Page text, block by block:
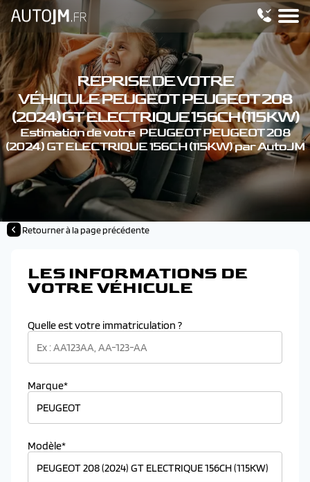
REPRISE DE VOTRE
VÉHICULE PEUGEOT PEUGEOT 208
(2024) GT ELECTRIQUE 156CH (115KW)
Estimation de votre PEUGEOT PEUGEOT 208
(2024) GT ELECTRIQUE 156CH (115KW) par AutoJM
Retourner à la page précédente
LES INFORMATIONS DE
VOTRE VÉHICULE
Quelle est votre immatriculation ?
Marque*
Modèle*